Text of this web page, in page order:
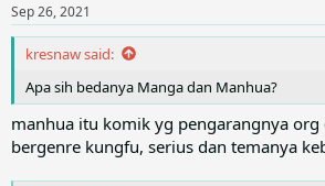
Sep 26, 2021
kresnaw said:
Apa sih bedanya Manga dan Manhua?
manhua itu komik yg pengarangnya org
bergenre kungfu, serius dan temanya